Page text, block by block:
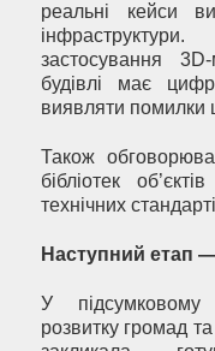
реальні кейси
застосування
будівлі має
виявляти помилки
Також
бібліотек
технічних
Наступний етап
У підсумковому
розвитку громад